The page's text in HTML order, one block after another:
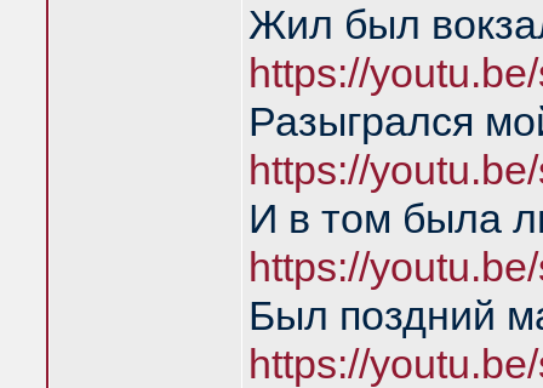
Жил был
https://
Разыгрался
https://
И в том была
https://
Был поздний
https://